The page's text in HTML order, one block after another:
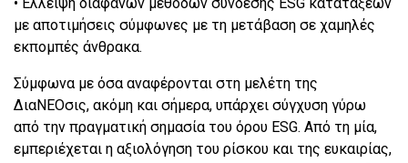
με αποτιμήσεις σύμφωνες με τη μετάβαση σε χαμηλές
εκπομπές άνθρακα.
Σύμφωνα με όσα αναφέρονται στη μελέτη της
ΔιαΝΕΟσις, ακόμη και σήμερα, υπάρχει σύγχυση γύρω
από την πραγματική σημασία του όρου ESG. Από τη μία,
εμπεριέχεται η αξιολόγηση του ρίσκου και της ευκαιρίας,